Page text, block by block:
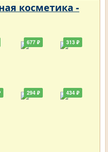
косметика -
677 ₽
294 ₽
313 ₽
434 ₽